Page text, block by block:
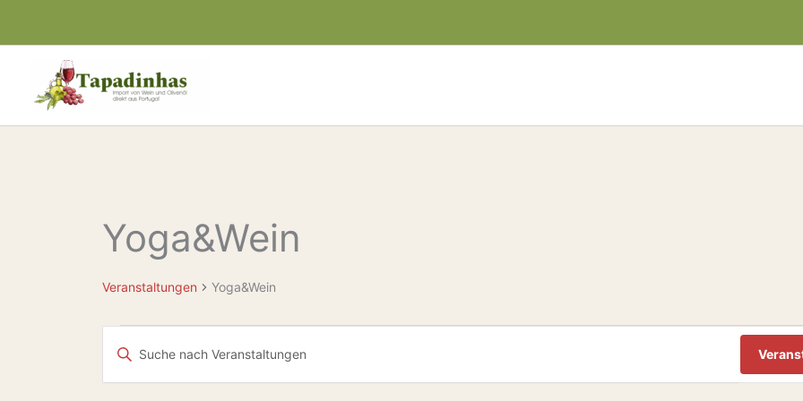
Yoga&Wein
Veranstaltungen Yoga&Wein
Veranstaltungen
Suche
und
Bitte
Schlüsselwort
eingeben.